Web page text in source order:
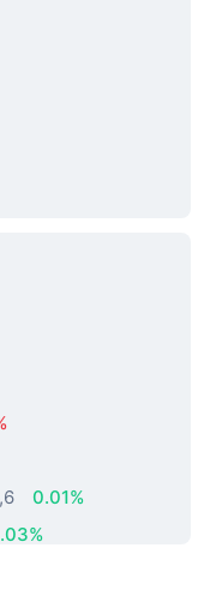
echte
0.01%